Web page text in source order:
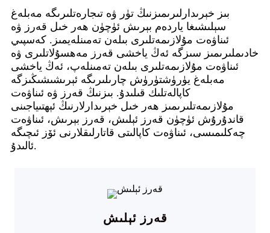
بىز خېرىدارلىرىمىزنىڭ تۈر ۋە تىجارەتلىرىگە مەبلەغ
سېلىشىغا ياردەم بېرىش ئۈچۈن ھەر خىل قەرز ۋە
ئىناۋەت مۇلازىمەتلىرى بىلەن تەمىنلەيمىز. كەسپىي
خادىملىرىمىز سىزگە ئەڭ ياخشى قەرز مەھسۇلاتلىرى ۋە
ئىناۋەت مۇلازىمەتلىرى بىلەن تەمىنلەپ، ئەڭ ياخشى
مەبلەغ يۈرۈشتۈرۈش چارىلىرىگە ئېرىشىشىڭىزگە
كاپالەتلىك قىلىدۇ. بىزنىڭ قەرز ۋە ئىناۋەت
مۇلازىمەتلىرىمىز ھەر خىل خېرىدارلارنىڭ ئېھتىياجىنى
قاندۇرۇش ئۈچۈن قەرز ئېلىش، قەرز بېرىش، ئىناۋەت
چەكلىمىسى، ئىناۋەت كاپالىتى قاتارلىقلارنى ئۆز ئىچىگە
ئالىدۇ.
قەرز ئېلىش